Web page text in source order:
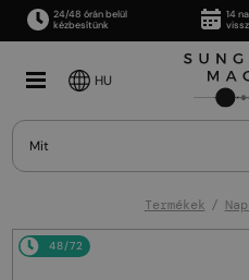
24/48 órán belül
kézbesítünk
14
HU
Termékek
48/72